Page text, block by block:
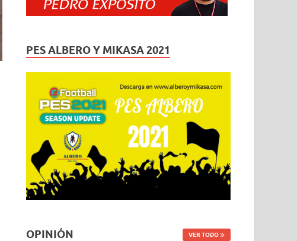
PES ALBERO Y MIKASA 2021
OPINIÓN VER TODO